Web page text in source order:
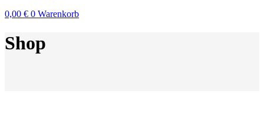
0,00 € 0 Warenkorb
Shop